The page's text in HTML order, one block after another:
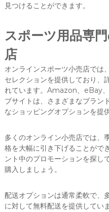
見つけることができます。
スポーツ用品専
店
オンラインスポーツ小売店では
セレクションを提供しており、
れています。Amazon、eBay
ブサイトは、さまざまなブラン
なショッピングオプションを提
多くのオンライン小売店では、
格を大幅に引き下げることがで
ント中のプロモーションを探し
購入しましょう。
配送オプションは通常柔軟で、
に対して無料配送を提供してい